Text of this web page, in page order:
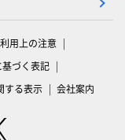
用上の注意
づく表記
する表示 会社案内